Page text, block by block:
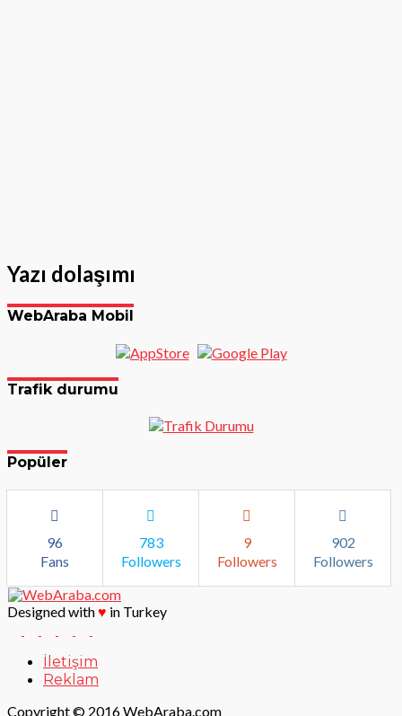
Yazı dolaşımı
WebAraba Mobil
Trafik durumu
Popüler
96
Fans
783
Followers
9
Followers
902
Followers
Designed with♥ in Turkey
İletişim
Reklam
Copyright © 2016 WebAraba.com